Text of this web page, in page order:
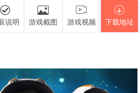
说明 游戏截图 游戏视频 下载地址